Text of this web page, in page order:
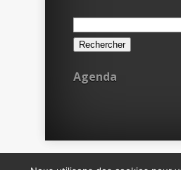
Rechercher :
Agenda